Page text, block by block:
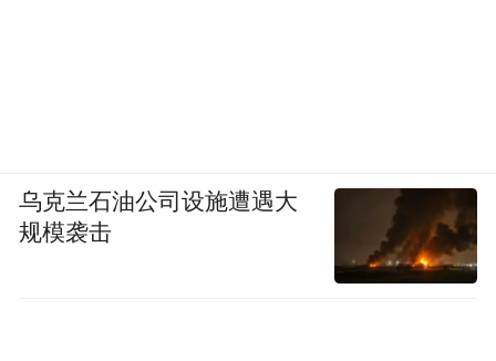
乌克兰石油公司设施遭遇大
规模袭击